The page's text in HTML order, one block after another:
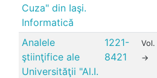
Cuza" din Iaşi.
Informatică
Analele
ştiinţifice ale
Universităţii "Al.I.
1221-
8421
->